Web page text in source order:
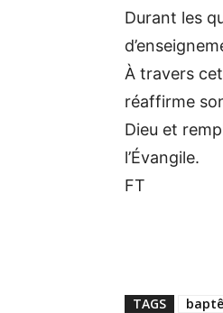
Durant les
À travers
réaffirme
Dieu et
l’Évangile.
FT
TAGS